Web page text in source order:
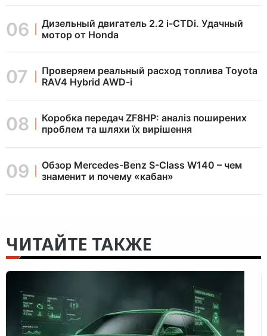
Дизельный двигатель 2.2 i-CTDi. Удачный
мотор от Honda
Проверяем реальный расход топлива Toyota
RAV4 Hybrid AWD-i
Коробка передач ZF8HP: аналіз поширених
проблем та шляхи їх вирішення
Обзор Mercedes-Benz S-Class W140 – чем
знаменит и почему «кабан»
ЧИТАЙТЕ ТАКЖЕ